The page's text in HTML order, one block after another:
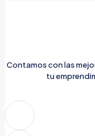
Contamos con las
tu